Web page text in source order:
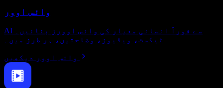
وائس اوور
AI سے فوراً انسانی معیار کی وائس اوورز بنائیں۔
ٹیکسٹ، ویڈیوز، وضاحتیں، ہر طرز میں۔
وائس اوور دیکھیں